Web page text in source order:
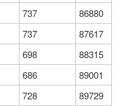
737
86880
737
87617
698
88315
686
89001
728
89729